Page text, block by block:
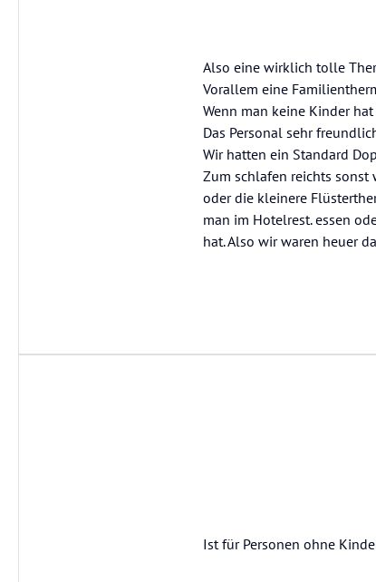
Also eine wirklich tolle
Vorallem eine
Wenn man keine Kinder
Das Personal sehr
Wir hatten ein Standard
Zum schlafen reichts sonst
oder die kleinere
man im Hotelrest. essen
hat. Also wir waren heuer
Ist für Personen ohne